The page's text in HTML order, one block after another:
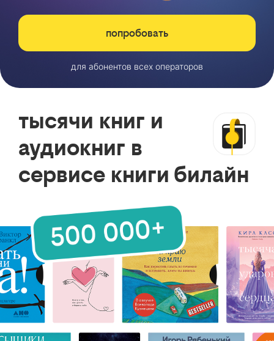
попробовать
для абонентов всех операторов
тысячи книг и
аудиокниг в
сервисе книги билайн